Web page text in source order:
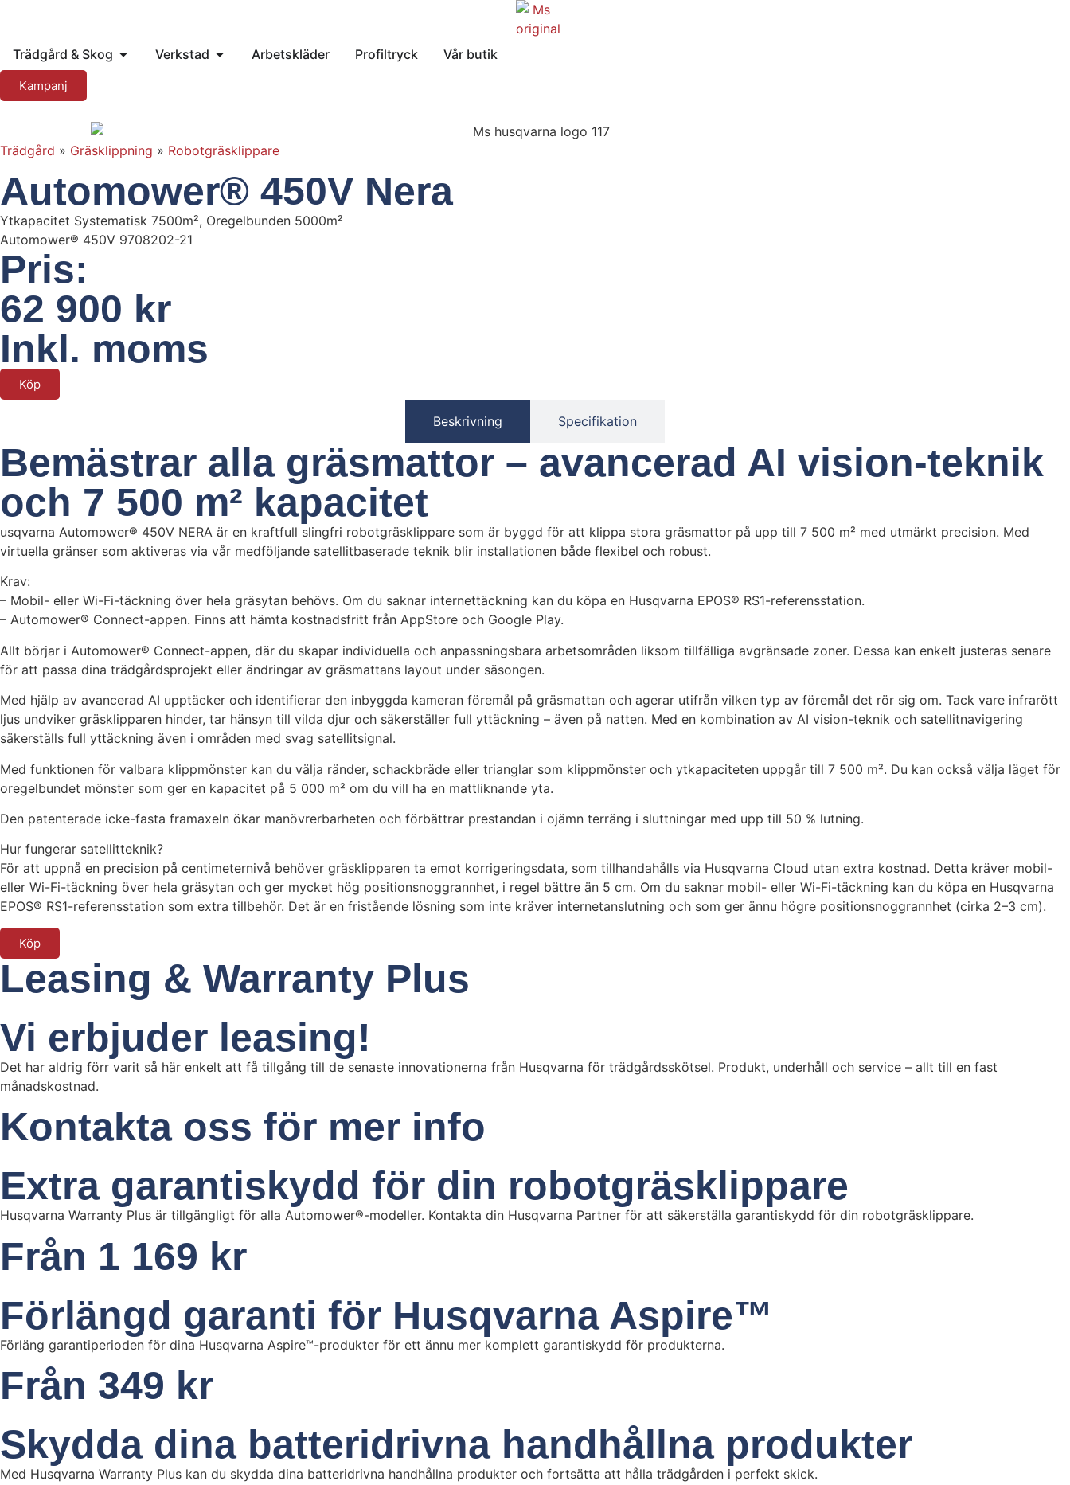
Trädgård & Skog Verkstad Arbetskläder Profiltryck Vår butik
Kampanj
Trädgård » Gräsklippning » Robotgräsklippare
Automower® 450V Nera
Ytkapacitet Systematisk 7500m², Oregelbunden 5000m²
Automower® 450V 9708202-21
Pris:
62 900 kr
Inkl. moms
Köp
Beskrivning Specifikation
Bemästrar alla gräsmattor – avancerad AI vision-teknik
och 7 500 m² kapacitet
usqvarna Automower® 450V NERA är en kraftfull slingfri robotgräsklippare som är byggd för att klippa stora gräsmattor på upp till 7 500 m² med utmärkt precision. Med
virtuella gränser som aktiveras via vår medföljande satellitbaserade teknik blir installationen både flexibel och robust.
Krav:
– Mobil- eller Wi-Fi-täckning över hela gräsytan behövs. Om du saknar internettäckning kan du köpa en Husqvarna EPOS® RS1-referensstation.
– Automower® Connect-appen. Finns att hämta kostnadsfritt från AppStore och Google Play.
Allt börjar i Automower® Connect-appen, där du skapar individuella och anpassningsbara arbetsområden liksom tillfälliga avgränsade zoner. Dessa kan enkelt justeras senare
för att passa dina trädgårdsprojekt eller ändringar av gräsmattans layout under säsongen.
Med hjälp av avancerad AI upptäcker och identifierar den inbyggda kameran föremål på gräsmattan och agerar utifrån vilken typ av föremål det rör sig om. Tack vare infrarött
ljus undviker gräsklipparen hinder, tar hänsyn till vilda djur och säkerställer full yttäckning – även på natten. Med en kombination av AI vision-teknik och satellitnavigering
säkerställs full yttäckning även i områden med svag satellitsignal.
Med funktionen för valbara klippmönster kan du välja ränder, schackbräde eller trianglar som klippmönster och ytkapaciteten uppgår till 7 500 m². Du kan också välja läget för
oregelbundet mönster som ger en kapacitet på 5 000 m² om du vill ha en mattliknande yta.
Den patenterade icke-fasta framaxeln ökar manövrerbarheten och förbättrar prestandan i ojämn terräng i sluttningar med upp till 50 % lutning.
Hur fungerar satellitteknik?
För att uppnå en precision på centimeternivå behöver gräsklipparen ta emot korrigeringsdata, som tillhandahålls via Husqvarna Cloud utan extra kostnad. Detta kräver mobil-
eller Wi-Fi-täckning över hela gräsytan och ger mycket hög positionsnoggrannhet, i regel bättre än 5 cm. Om du saknar mobil- eller Wi-Fi-täckning kan du köpa en Husqvarna
EPOS® RS1-referensstation som extra tillbehör. Det är en fristående lösning som inte kräver internetanslutning och som ger ännu högre positionsnoggrannhet (cirka 2–3 cm).
Köp
Leasing & Warranty Plus
Vi erbjuder leasing!
Det har aldrig förr varit så här enkelt att få tillgång till de senaste innovationerna från Husqvarna för trädgårdsskötsel. Produkt, underhåll och service – allt till en fast
månadskostnad.
Kontakta oss för mer info
Extra garantiskydd för din robotgräsklippare
Husqvarna Warranty Plus är tillgängligt för alla Automower®-modeller. Kontakta din Husqvarna Partner för att säkerställa garantiskydd för din robotgräsklippare.
Från 1 169 kr
Förlängd garanti för Husqvarna Aspire™
Förläng garantiperioden för dina Husqvarna Aspire™-produkter för ett ännu mer komplett garantiskydd för produkterna.
Från 349 kr
Skydda dina batteridrivna handhållna produkter
Med Husqvarna Warranty Plus kan du skydda dina batteridrivna handhållna produkter och fortsätta att hålla trädgården i perfekt skick.